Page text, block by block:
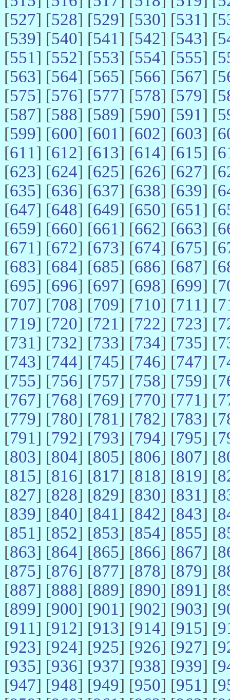
[527] [528] [529] [530] [531] [
[539] [540] [541] [542] [543] [
[551] [552] [553] [554] [555] [
[563] [564] [565] [566] [567] [
[575] [576] [577] [578] [579] [
[587] [588] [589] [590] [591] [
[599] [600] [601] [602] [603] [
[611] [612] [613] [614] [615] [
[623] [624] [625] [626] [627] [
[635] [636] [637] [638] [639] [
[647] [648] [649] [650] [651] [
[659] [660] [661] [662] [663] [
[671] [672] [673] [674] [675] [
[683] [684] [685] [686] [687] [
[695] [696] [697] [698] [699] [
[707] [708] [709] [710] [711] [
[719] [720] [721] [722] [723] [
[731] [732] [733] [734] [735] [
[743] [744] [745] [746] [747] [
[755] [756] [757] [758] [759] [
[767] [768] [769] [770] [771] [
[779] [780] [781] [782] [783] [
[791] [792] [793] [794] [795] [
[803] [804] [805] [806] [807] [
[815] [816] [817] [818] [819] [
[827] [828] [829] [830] [831] [
[839] [840] [841] [842] [843] [
[851] [852] [853] [854] [855] [
[863] [864] [865] [866] [867] [
[875] [876] [877] [878] [879] [
[887] [888] [889] [890] [891] [
[899] [900] [901] [902] [903] [
[911] [912] [913] [914] [915] [
[923] [924] [925] [926] [927] [
[935] [936] [937] [938] [939] [
[947] [948] [949] [950] [951] [